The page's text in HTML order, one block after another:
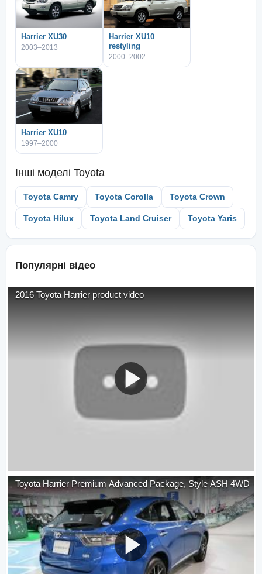
Harrier XU30
2003–2013
Harrier XU10
restyling
2000–2002
Harrier XU10
1997–2000
Інші моделі Toyota
Toyota Camry Toyota Corolla Toyota Crown
Toyota Hilux Toyota Land Cruiser Toyota Yaris
Популярні відео
2016 Toyota Harrier product video
Toyota Harrier Premium Advanced Package, Style ASH 4WD